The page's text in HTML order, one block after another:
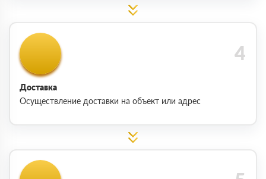
Доставка
Осуществление доставки на объект или адрес